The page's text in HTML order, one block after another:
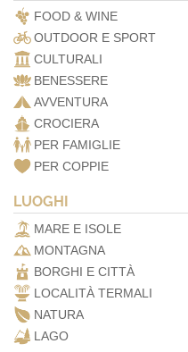
FOOD & WINE
OUTDOOR E SPORT
CULTURALI
BENESSERE
AVVENTURA
CROCIERA
PER FAMIGLIE
PER COPPIE
LUOGHI
MARE E ISOLE
MONTAGNA
BORGHI E CITTÀ
LOCALITÀ TERMALI
NATURA
LAGO